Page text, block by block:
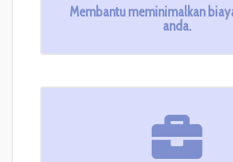
Membantu meminimalkan
anda.